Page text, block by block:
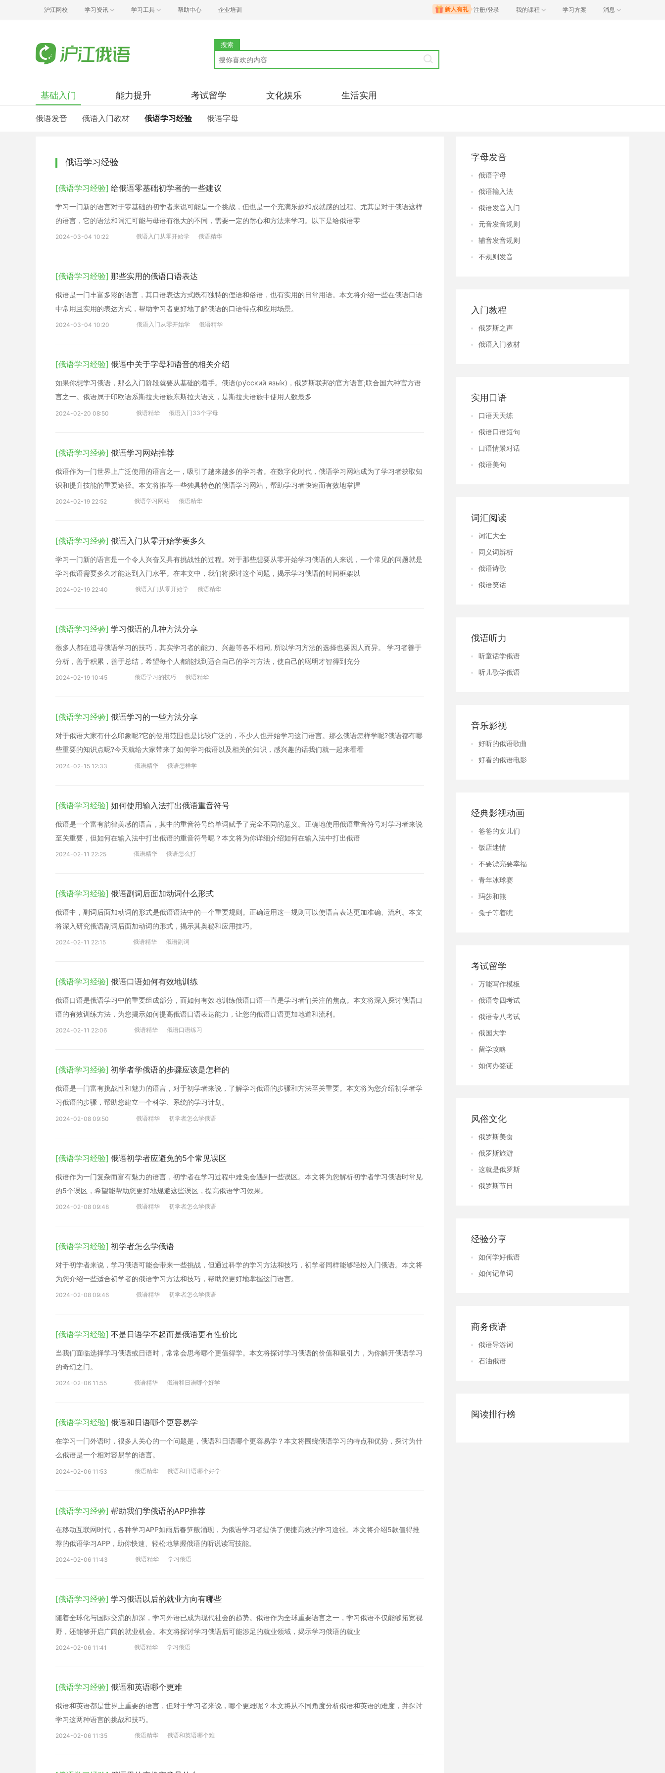
沪江网校 学习资讯 学习工具 帮助中心 企业培训 注册/登录 我的课程 学习方案 消息
搜索
基础入门 能力提升 考试留学 文化娱乐 生活实用
俄语发音 俄语入门教材 俄语学习经验 俄语字母
俄语学习经验
[俄语学习经验] 给俄语零基础初学者的一些建议
学习一门新的语言对于零基础的初学者来说可能是一个挑战，但也是一个充满乐趣和成就感的过程。尤其是对于俄语这样
的语言，它的语法和词汇可能与母语有很大的不同，需要一定的耐心和方法来学习。以下是给俄语零
2024-03-04 10:22 俄语入门从零开始学 俄语精华
[俄语学习经验] 那些实用的俄语口语表达
俄语是一门丰富多彩的语言，其口语表达方式既有独特的俚语和俗语，也有实用的日常用语。本文将介绍一些在俄语口语
中常用且实用的表达方式，帮助学习者更好地了解俄语的口语特点和应用场景。
2024-03-04 10:20 俄语入门从零开始学 俄语精华
[俄语学习经验] 俄语中关于字母和语音的相关介绍
如果你想学习俄语，那么入门阶段就要从基础的着手。俄语(ру́сский язы́к)，俄罗斯联邦的官方语言;联合国六种官方语
言之一。俄语属于印欧语系斯拉夫语族东斯拉夫语支，是斯拉夫语族中使用人数最多
2024-02-20 08:50 俄语精华 俄语入门33个字母
[俄语学习经验] 俄语学习网站推荐
俄语作为一门世界上广泛使用的语言之一，吸引了越来越多的学习者。在数字化时代，俄语学习网站成为了学习者获取知
识和提升技能的重要途径。本文将推荐一些独具特色的俄语学习网站，帮助学习者快速而有效地掌握
2024-02-19 22:52 俄语学习网站 俄语精华
[俄语学习经验] 俄语入门从零开始学要多久
学习一门新的语言是一个令人兴奋又具有挑战性的过程。对于那些想要从零开始学习俄语的人来说，一个常见的问题就是
学习俄语需要多久才能达到入门水平。在本文中，我们将探讨这个问题，揭示学习俄语的时间框架以
2024-02-19 22:40 俄语入门从零开始学 俄语精华
[俄语学习经验] 学习俄语的几种方法分享
很多人都在追寻俄语学习的技巧，其实学习者的能力、兴趣等各不相同, 所以学习方法的选择也要因人而异。 学习者善于
分析，善于积累，善于总结，希望每个人都能找到适合自己的学习方法，使自己的聪明才智得到充分
2024-02-19 10:45 俄语学习的技巧 俄语精华
[俄语学习经验] 俄语学习的一些方法分享
对于俄语大家有什么印象呢?它的使用范围也是比较广泛的，不少人也开始学习这门语言。那么俄语怎样学呢?俄语都有哪
些重要的知识点呢?今天就给大家带来了如何学习俄语以及相关的知识，感兴趣的话我们就一起来看看
2024-02-15 12:33 俄语精华 俄语怎样学
[俄语学习经验] 如何使用输入法打出俄语重音符号
俄语是一个富有韵律美感的语言，其中的重音符号给单词赋予了完全不同的意义。正确地使用俄语重音符号对学习者来说
至关重要，但如何在输入法中打出俄语的重音符号呢？本文将为你详细介绍如何在输入法中打出俄语
2024-02-11 22:25 俄语精华 俄语怎么打
[俄语学习经验] 俄语副词后面加动词什么形式
俄语中，副词后面加动词的形式是俄语语法中的一个重要规则。正确运用这一规则可以使语言表达更加准确、流利。本文
将深入研究俄语副词后面加动词的形式，揭示其奥秘和应用技巧。
2024-02-11 22:15 俄语精华 俄语副词
[俄语学习经验] 俄语口语如何有效地训练
俄语口语是俄语学习中的重要组成部分，而如何有效地训练俄语口语一直是学习者们关注的焦点。本文将深入探讨俄语口
语的有效训练方法，为您揭示如何提高俄语口语表达能力，让您的俄语口语更加地道和流利。
2024-02-11 22:06 俄语精华 俄语口语练习
[俄语学习经验] 初学者学俄语的步骤应该是怎样的
俄语是一门富有挑战性和魅力的语言，对于初学者来说，了解学习俄语的步骤和方法至关重要。本文将为您介绍初学者学
习俄语的步骤，帮助您建立一个科学、系统的学习计划。
2024-02-08 09:50 俄语精华 初学者怎么学俄语
[俄语学习经验] 俄语初学者应避免的5个常见误区
俄语作为一门复杂而富有魅力的语言，初学者在学习过程中难免会遇到一些误区。本文将为您解析初学者学习俄语时常见
的5个误区，希望能帮助您更好地规避这些误区，提高俄语学习效果。
2024-02-08 09:48 俄语精华 初学者怎么学俄语
[俄语学习经验] 初学者怎么学俄语
对于初学者来说，学习俄语可能会带来一些挑战，但通过科学的学习方法和技巧，初学者同样能够轻松入门俄语。本文将
为您介绍一些适合初学者的俄语学习方法和技巧，帮助您更好地掌握这门语言。
2024-02-08 09:46 俄语精华 初学者怎么学俄语
[俄语学习经验] 不是日语学不起而是俄语更有性价比
当我们面临选择学习俄语或日语时，常常会思考哪个更值得学。本文将探讨学习俄语的价值和吸引力，为你解开俄语学习
的奇幻之门。
2024-02-06 11:55 俄语精华 俄语和日语哪个好学
[俄语学习经验] 俄语和日语哪个更容易学
在学习一门外语时，很多人关心的一个问题是，俄语和日语哪个更容易学？本文将围绕俄语学习的特点和优势，探讨为什
么俄语是一个相对容易学的语言。
2024-02-06 11:53 俄语精华 俄语和日语哪个好学
[俄语学习经验] 帮助我们学俄语的APP推荐
在移动互联网时代，各种学习APP如雨后春笋般涌现，为俄语学习者提供了便捷高效的学习途径。本文将介绍5款值得推
荐的俄语学习APP，助你快速、轻松地掌握俄语的听说读写技能。
2024-02-06 11:43 俄语精华 学习俄语
[俄语学习经验] 学习俄语以后的就业方向有哪些
随着全球化与国际交流的加深，学习外语已成为现代社会的趋势。俄语作为全球重要语言之一，学习俄语不仅能够拓宽视
野，还能够开启广阔的就业机会。本文将探讨学习俄语后可能涉足的就业领域，揭示学习俄语的就业
2024-02-06 11:41 俄语精华 学习俄语
[俄语学习经验] 俄语和英语哪个更难
俄语和英语都是世界上重要的语言，但对于学习者来说，哪个更难呢？本文将从不同角度分析俄语和英语的难度，并探讨
学习这两种语言的挑战和技巧。
2024-02-06 11:35 俄语精华 俄语和英语哪个难
字母发音
俄语字母
俄语输入法
俄语发音入门
元音发音规则
辅音发音规则
不规则发音
入门教程
俄罗斯之声
俄语入门教材
实用口语
口语天天练
俄语口语短句
口语情景对话
俄语美句
词汇阅读
词汇大全
同义词辨析
俄语诗歌
俄语笑话
俄语听力
听童话学俄语
听儿歌学俄语
音乐影视
好听的俄语歌曲
好看的俄语电影
经典影视动画
爸爸的女儿们
饭店迷情
不要漂亮要幸福
青年冰球赛
玛莎和熊
兔子等着瞧
考试留学
万能写作模板
俄语专四考试
俄语专八考试
俄国大学
留学攻略
如何办签证
风俗文化
俄罗斯美食
俄罗斯旅游
这就是俄罗斯
俄罗斯节日
经验分享
如何学好俄语
如何记单词
商务俄语
俄语导游词
石油俄语
阅读排行榜